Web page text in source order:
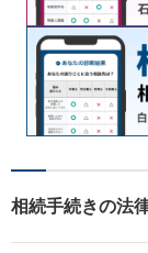
相続手続きの法